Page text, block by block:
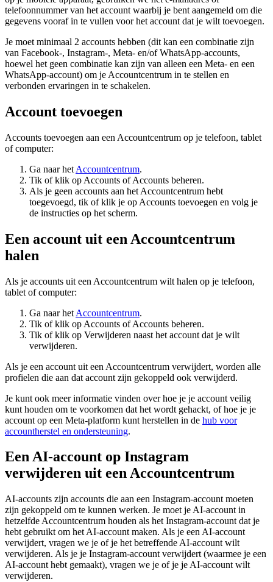
telefoonnummer van het account waarbij je bent aangemeld om die
gegevens vooraf in te vullen voor het account dat je wilt toevoegen.
Je moet minimaal 2 accounts hebben (dit kan een combinatie zijn
van Facebook-, Instagram-, Meta- en/of WhatsApp-accounts,
hoewel het geen combinatie kan zijn van alleen een Meta- en een
WhatsApp-account) om je Accountcentrum in te stellen en
verbonden ervaringen in te schakelen.
Account toevoegen
Accounts toevoegen aan een Accountcentrum op je telefoon, tablet
of computer:
Ga naar het Accountcentrum.
Tik of klik op Accounts ofAccounts beheren.
Als je geen accounts aan het Accountcentrum hebt
toegevoegd, tik of klik je op Accounts toevoegen en volg je
de instructies op het scherm.
Een account uit een Accountcentrum
halen
Als je accounts uit een Accountcentrum wilt halen op je telefoon,
tablet of computer:
Ga naar het Accountcentrum.
Tik of klik op Accounts ofAccounts beheren.
Tik of klik op Verwijderen naast het account dat je wilt
verwijderen.
Als je een account uit een Accountcentrum verwijdert, worden alle
profielen die aan dat account zijn gekoppeld ook verwijderd.
Je kunt ook meer informatie vinden over hoe je je account veilig
kunt houden om te voorkomen dat het wordt gehackt, of hoe je je
account op een Meta-platform kunt herstellen in de hub voor
accountherstel en ondersteuning.
Een AI-account op Instagram
verwijderen uit een Accountcentrum
AI-accounts zijn accounts die aan een Instagram-account moeten
zijn gekoppeld om te kunnen werken. Je moet je AI-account in
hetzelfde Accountcentrum houden als het Instagram-account dat je
hebt gebruikt om het AI-account maken. Als je een AI-account
verwijdert, vragen we je of je het betreffende AI-account wilt
verwijderen. Als je je Instagram-account verwijdert (waarmee je een
AI-account hebt gemaakt), vragen we je of je je AI-account wilt
verwijderen.